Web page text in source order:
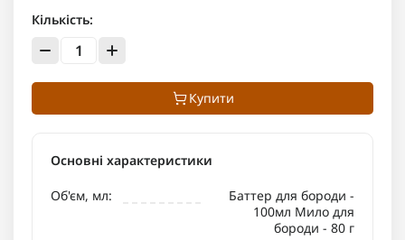
Кількість:
Купити
Основні характеристики
Об'єм, мл:
Баттер для бороди -
100мл Мило для
бороди - 80 г